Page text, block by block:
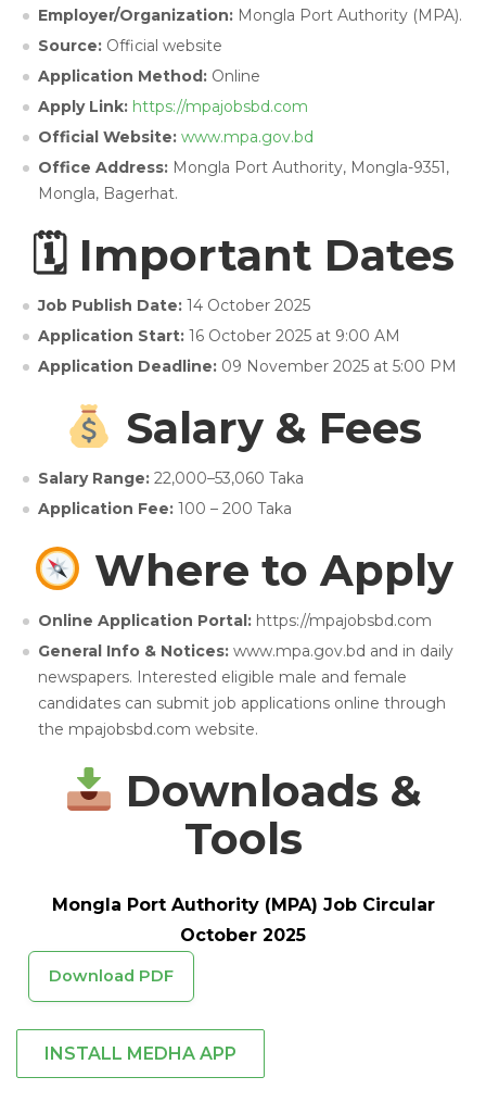
Employer/Organization: Mongla Port Authority (MPA).
Source: Official website
Application Method: Online
Apply Link: https://mpajobsbd.com
Official Website: www.mpa.gov.bd
Office Address: Mongla Port Authority, Mongla-9351,
Mongla, Bagerhat.
🗓 Important Dates
Job Publish Date: 14 October 2025
Application Start: 16 October 2025 at 9:00 AM
Application Deadline: 09 November 2025 at 5:00 PM
Salary & Fees
Salary Range: 22,000–53,060 Taka
Application Fee: 100 – 200 Taka
Where to Apply
Online Application Portal: https://mpajobsbd.com
General Info & Notices: www.mpa.gov.bd and in daily
newspapers. Interested eligible male and female
candidates can submit job applications online through
the mpajobsbd.com website.
Downloads &
Tools
Mongla Port Authority (MPA) Job Circular
October 2025
Download PDF
INSTALL MEDHA APP